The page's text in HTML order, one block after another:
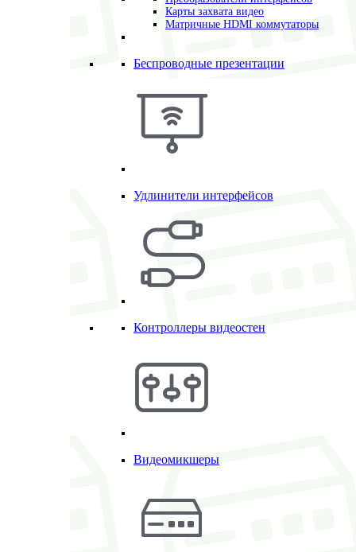
Карты захвата видео
Матричные HDMI коммутаторы
Беспроводные презентации
Удлинители интерфейсов
Контроллеры видеостен
Видеомикшеры